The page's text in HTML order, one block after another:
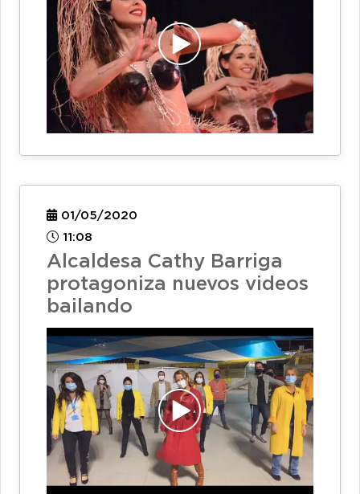
01/05/2020
11:08
Alcaldesa Cathy Barriga
protagoniza nuevos videos
bailando